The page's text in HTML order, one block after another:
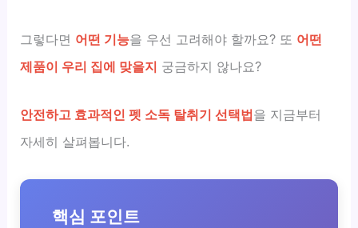
그렇다면 어떤 기능을 우선 고려해야 할까요? 또 어떤
제품이 우리 집에 맞을지 궁금하지 않나요?
안전하고 효과적인 펫 소독 탈취기 선택법을 지금부터
자세히 살펴봅니다.
핵심 포인트